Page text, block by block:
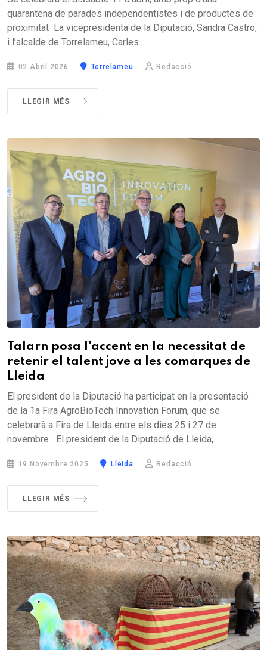
quarantena de parades independentistes i de productes de
proximitat La vicepresidenta de la Diputació, Sandra Castro,
i l’alcalde de Torrelameu, Carles...
02 Abril 2026 Torrelameu Redacció
LLEGIR MÉS
Talarn posa l'accent en la necessitat de
retenir el talent jove a les comarques de
Lleida
El president de la Diputació ha participat en la presentació
de la 1a Fira AgroBioTech Innovation Forum, que se
celebrarà a Fira de Lleida entre els dies 25 i 27 de
novembre El president de la Diputació de Lleida,...
19 Novembre 2025 Lleida Redacció
LLEGIR MÉS